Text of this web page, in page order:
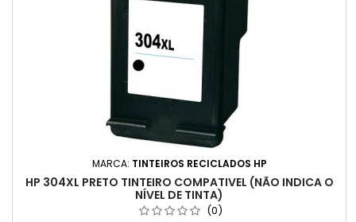
MARCA: TINTEIROS RECICLADOS HP
HP 304XL PRETO TINTEIRO COMPATIVEL (NÃO INDICA O
NÍVEL DE TINTA)
(0)